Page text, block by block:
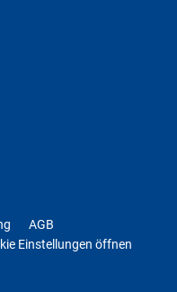
AGB
Einstellungen öffnen